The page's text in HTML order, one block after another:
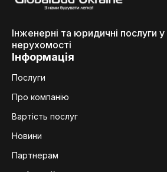
Інженерні та юридичні послуги у
нерухомості
Інформація
Послуги
Про компанію
Вартість послуг
Новини
Партнерам